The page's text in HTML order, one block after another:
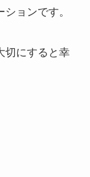
ョンです。
切にすると幸